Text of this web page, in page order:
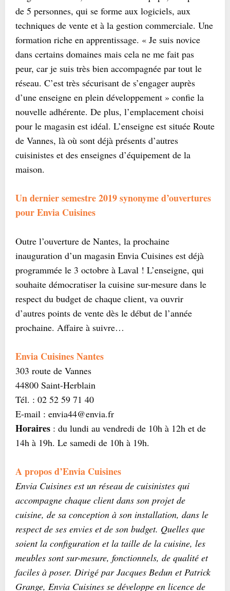
de 5 personnes, qui se forme aux logiciels, aux
techniques de vente et à la gestion commerciale. Une
formation riche en apprentissage. « Je suis novice
dans certains domaines mais cela ne me fait pas
peur, car je suis très bien accompagnée par tout le
réseau. C’est très sécurisant de s’engager auprès
d’une enseigne en plein développement » confie la
nouvelle adhérente. De plus, l’emplacement choisi
pour le magasin est idéal. L’enseigne est située Route
de Vannes, là où sont déjà présents d’autres
cuisinistes et des enseignes d’équipement de la
maison.
Un dernier semestre 2019 synonyme d’ouvertures
pour Envia Cuisines
Outre l’ouverture de Nantes, la prochaine
inauguration d’un magasin Envia Cuisines est déjà
programmée le 3 octobre à Laval ! L’enseigne, qui
souhaite démocratiser la cuisine sur-mesure dans le
respect du budget de chaque client, va ouvrir
d’autres points de vente dès le début de l’année
prochaine. Affaire à suivre…
Envia Cuisines Nantes
303 route de Vannes
44800 Saint-Herblain
Tél. : 02 52 59 71 40
E-mail : envia44@envia.fr
Horaires : du lundi au vendredi de 10h à 12h et de
14h à 19h. Le samedi de 10h à 19h.
A propos d’Envia Cuisines
Envia Cuisines est un réseau de cuisinistes qui
accompagne chaque client dans son projet de
cuisine, de sa conception à son installation, dans le
respect de ses envies et de son budget. Quelles que
soient la configuration et la taille de la cuisine, les
meubles sont sur-mesure, fonctionnels, de qualité et
faciles à poser. Dirigé par Jacques Bedun et Patrick
Grange, Envia Cuisines se développe en licence de